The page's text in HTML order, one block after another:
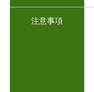
注意事項